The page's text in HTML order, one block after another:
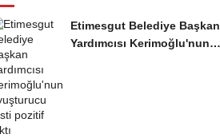
Etimesgut Belediye Başkan
Yardımcısı Kerimoğlu'nun